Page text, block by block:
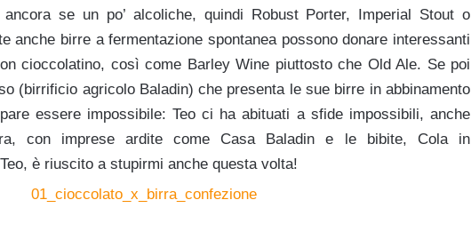
se un po’ alcoliche, quindi Robust Porter, Imperial Stout o
anche birre a fermentazione spontanea possono donare interessanti
cioccolatino, così come Barley Wine piuttosto che Old Ale. Se poi
(birrificio agricolo Baladin) che presenta le sue birre in abbinamento
essere impossibile: Teo ci ha abituati a sfide impossibili, anche
con imprese ardite come Casa Baladin e le bibite, Cola in
è riuscito a stupirmi anche questa volta!